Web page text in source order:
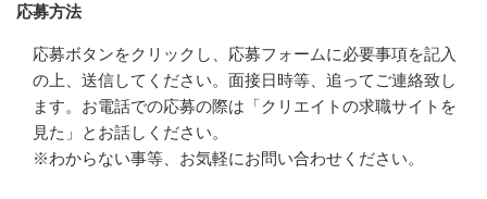
応募方法
応募ボタンをクリックし、応募フォームに必要事項を記入
の上、送信してください。面接日時等、追ってご連絡致し
ます。お電話での応募の際は「クリエイトの求職サイトを
見た」とお話しください。
※わからない事等、お気軽にお問い合わせください。